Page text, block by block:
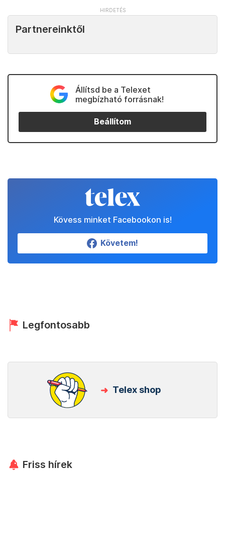
Partnereinktől
Állítsd be a Telexet
megbízható forrásnak!
Beállítom
Kövess minket Facebookon is!
Követem!
Legfontosabb
Telex shop
Friss hírek